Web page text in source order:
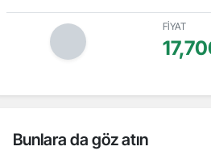
FİYAT
Bunlara da göz atın